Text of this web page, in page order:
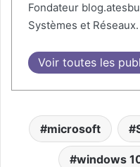
Fondateur
Systèmes et Réseaux.
Voir toutes les
microsoft
windows